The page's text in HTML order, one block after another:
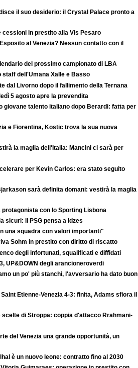
il suo desiderio: il Crystal Palace pronto a
cessioni in prestito alla Vis Pesaro
al Venezia? Nessun contatto con il
del prossimo campionato di LBA
staff dell'Umana Xalle e Basso
dal Livorno dopo il fallimento della Ternana
5 agosto apre la prevendita
giovane talento italiano dopo Berardi: fatta per
e Fiorentina, Kostic trova la sua nuova
la maglia dell'Italia: Mancini ci sarà per
per Kevin Carlos: era stato seguito
sarà definita domani: vestirà la maglia
protagonista con lo Sporting Lisbona
sicuri: il PSG pensa a Idzes
una squadra con valori importanti"
Sohm in prestito con diritto di riscatto
degli infortunati, squalificati e diffidati
UP&DOWN degli arancioneroverdi
un po' più stanchi, l'avversario ha dato buon
Saint Etienne-Venezia 4-3: finita, Adams sfiora il
scelte di Stroppa: coppia d'attacco Rrahmani-
del Venezia una grande opportunità, un
è un nuovo leone: contratto fino al 2030